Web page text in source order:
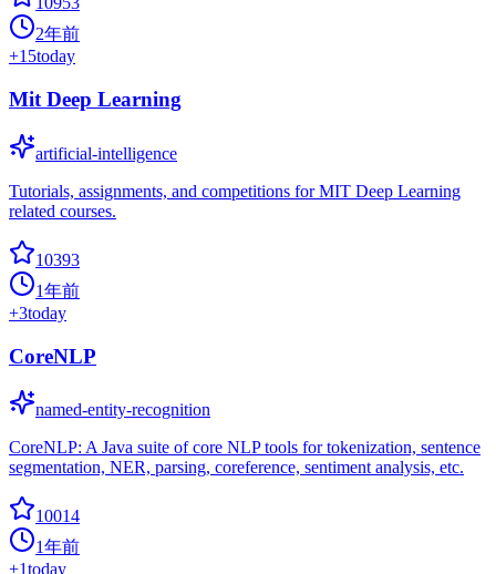
2年前
+15today
Mit Deep Learning
artificial-intelligence
Tutorials, assignments, and competitions for MIT Deep Learning
related courses.
10393
1年前
+3today
CoreNLP
named-entity-recognition
CoreNLP: A Java suite of core NLP tools for tokenization, sentence
segmentation, NER, parsing, coreference, sentiment analysis, etc.
10014
1年前
+1today